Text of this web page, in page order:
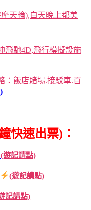
摩天輪),白天晚上都美
飛馳4D,飛行模擬設施
：飯店賭場.接駁車.百
快速出票)：
(遊記請點)
(遊記請點)
記請點)